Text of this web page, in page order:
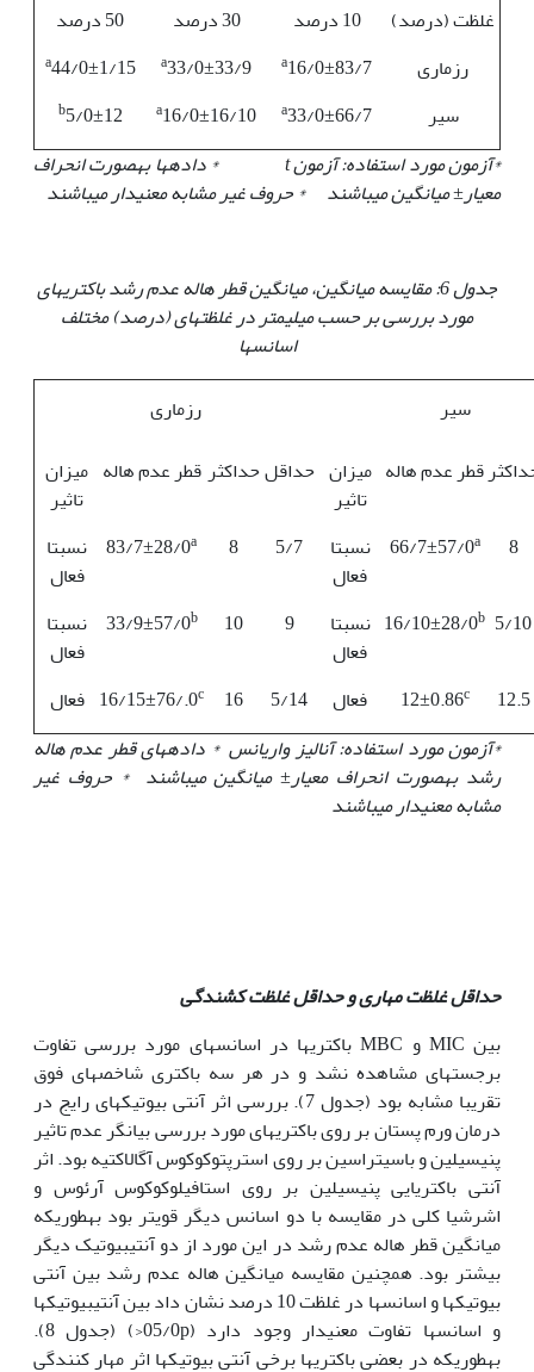
غلظت (درصد)
10 درصد 30 درصد
50 درصد
رزماری
a16/0±83/7
a33/0±33/9
a44/0±1/15
سیر
a33/0±66/7
a16/0±16/10
b5/0±12
*آزمون مورد استفاده: آزمونt * داده‏ها به‏صورت انحراف
معیار±میانگین می‏باشند * حروف غیر مشابه معنی‏دار می‏باشند
جدول 6: مقایسه میانگین، میانگین قطر هاله عدم رشد باکتری‏های
مورد بررسی بر حسب میلی‏متر در غلظت‏های (درصد) مختلف
اسانس‏ها
رزماری
سیر
میزان
تاثیر
قطر عدم هاله حداکثرحداقل میزان
تاثیر
قطر عدم هاله
نسبتا
فعال
83/7±28/0a 8 5/7
نسبتا
فعال
66/7±57/0a 8
نسبتا
فعال
33/9±57/0b 10 9
نسبتا
فعال
16/10±28/0b 5/10
فعال 16/15±76/.0c 16 5/14 فعال 12±0.86c
12.5
*آزمون مورد استفاده: آنالیز واریانس * داده‏های قطر عدم هاله
رشد به‏صورت انحراف معیار±میانگین می‏باشند * حروف غیر
مشابه معنی‏دار می‏باشند
حداقل غلظت مهاری و حداقل غلظت کشندگی
بین MIC و MBC باکتری‏ها در اسانس‏های مورد بررسی تفاوت
برجسته‏ای مشاهده نشد و در هر سه باکتری شاخص‏های فوق
تقریبا مشابه بود (جدول 7). بررسی اثر آنتی بیوتیک‏های رایج در
درمان ورم پستان بر روی باکتری‏های مورد بررسی بیانگر عدم تاثیر
پنی‏سیلین و باسیتراسین بر روی استرپتوکوکوس آگالاکتیه بود. اثر
آنتی باکتریایی پنی‏سیلین بر روی استافیلوکوکوس آرئوس و
اشرشیا کلی در مقایسه با دو اسانس دیگر قوی‏تر بود به‏طوری‏که
میانگین قطر هاله عدم رشد در این مورد از دو آنتی‏بیوتیک دیگر
بیشتر بود. همچنین مقایسه میانگین هاله عدم رشد بین آنتی
بیوتیک‏ها و اسانس‏ها در غلظت 10 درصد نشان داد بین آنتی‏بیوتیک‏ها
و اسانس‏ها تفاوت معنی‏دار وجود دارد (05/0p<) (جدول 8).
به‏طوری‏که در بعضی باکتری‏ها برخی آنتی بیوتیک‏ها اثر مهار کنندگی